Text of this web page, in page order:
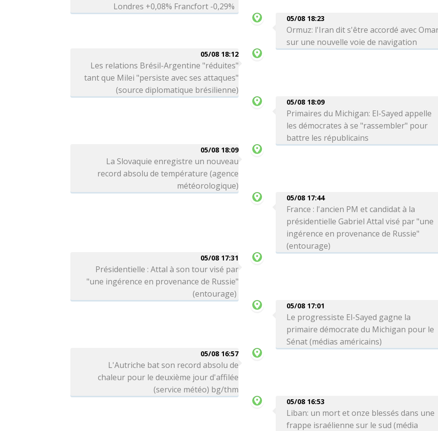
Londres +0,08% Francfort -0,29%
05/08 18:23
Ormuz: l'Iran dit s'être accordé avec
sur une nouvelle voie de navigation
05/08 18:12
Les relations Brésil-Argentine "réduites"
tant que Milei "persiste avec ses attaques"
(source diplomatique brésilienne)
05/08 18:09
Primaires du Michigan: El-Sayed appelle
les démocrates à se "rassembler" pour
battre les républicains
05/08 18:09
La Slovaquie enregistre un nouveau
record absolu de température (agence
météorologique)
05/08 17:44
France : l'ancien PM et candidat à la
présidentielle Gabriel Attal visé par "une
ingérence en provenance de Russie"
(entourage)
05/08 17:31
Présidentielle : Attal à son tour visé par
"une ingérence en provenance de Russie"
(entourage)
05/08 17:01
Le progressiste El-Sayed gagne la
primaire démocrate du Michigan pour le
Sénat (médias américains)
05/08 16:57
L'Autriche bat son record absolu de
chaleur pour le deuxième jour d'affilée
(service météo) bg/thm
05/08 16:53
Liban: un mort et onze blessés dans une
frappe israélienne sur le sud (média